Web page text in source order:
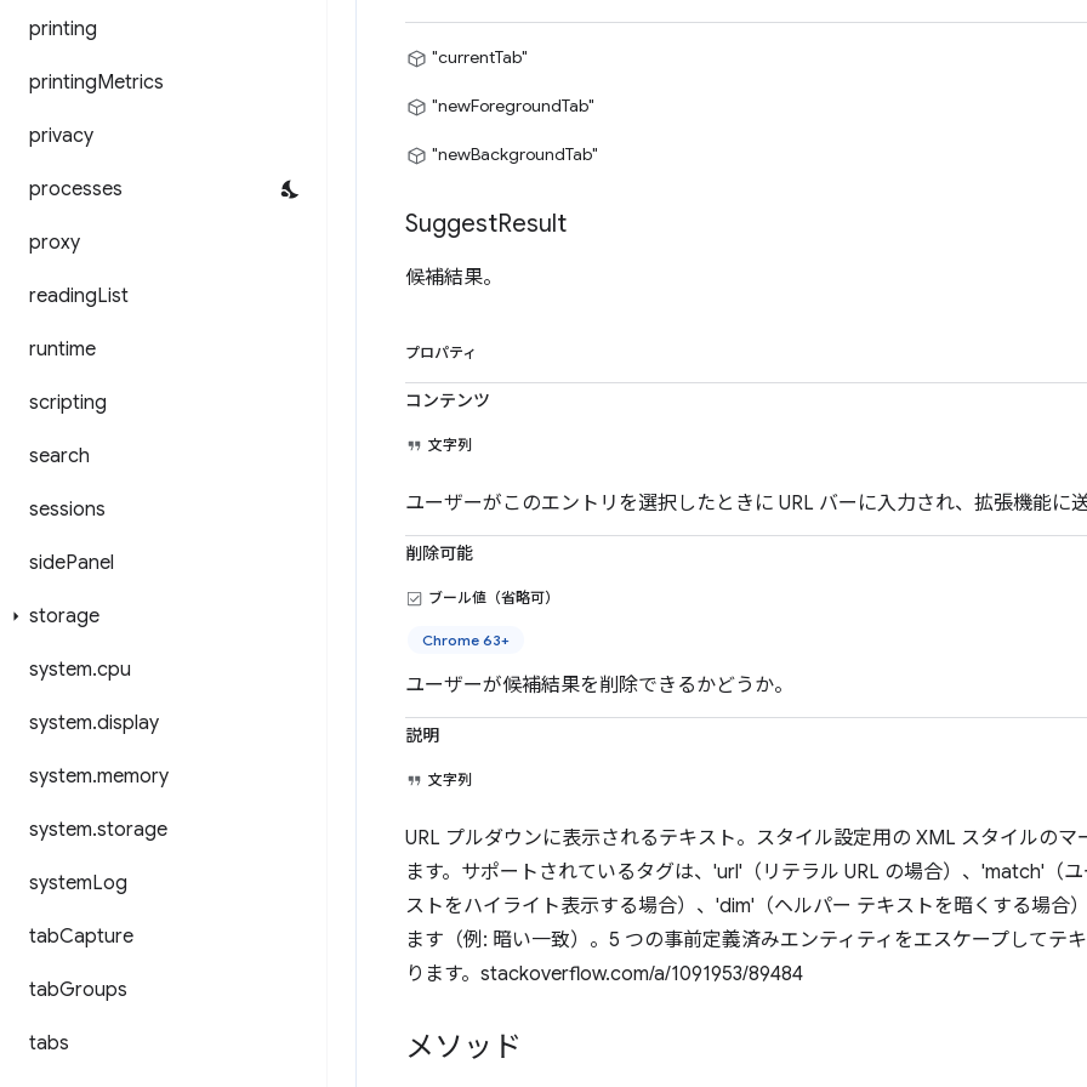
printing
printingMetrics
privacy
processes
proxy
readingList
runtime
scripting
search
sessions
sidePanel
storage
system.cpu
system.display
system.memory
system.storage
systemLog
tabCapture
tabGroups
tabs
"currentTab"
"newForegroundTab"
"newBackgroundTab"
SuggestResult
候補結果。
プロパティ
コンテンツ
文字列
ユーザーがこのエントリを選択したときに URL バーに入力され、拡張機能に
削除可能
ブール値（省略可）
Chrome 63+
ユーザーが候補結果を削除できるかどうか。
説明
文字列
URL プルダウンに表示されるテキスト。スタイル設定用の XML スタイルの
ます。サポートされているタグは、'url'（リテラル URL の場合）、'match'（
ストをハイライト表示する場合）、'dim'（ヘルパー テキストを暗くする場合
ます（例: 暗い一致）。5 つの事前定義済みエンティティをエスケープしてテ
ります。stackoverflow.com/a/1091953/89484
メソッド